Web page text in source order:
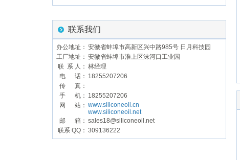
联系我们
办公地址： 安徽省蚌埠市高新区兴中路985号 日月科技园
工厂地址： 安徽省蚌埠市淮上区沫河口工业园
联 系 人： 林经理
电 话： 18255207206
传 真：
手 机： 18255207206
网 站： www.siliconeoil.cn
www.siliconeoil.net
邮 箱： sales18@siliconeoil.net
联系 QQ： 309136222